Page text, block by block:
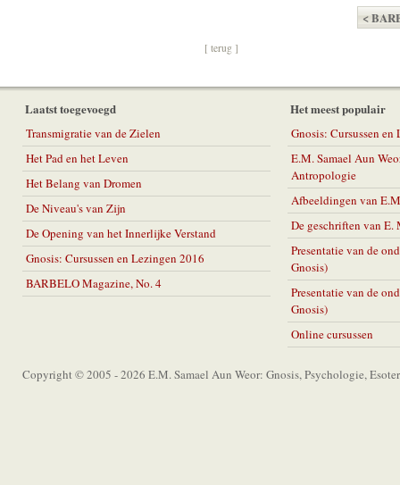
<
[ terug ]
Laatst toegevoegd
Transmigratie van de Zielen
Het Pad en het Leven
Het Belang van Dromen
De Niveau's van Zijn
De Opening van het Innerlijke Verstand
Gnosis: Cursussen en Lezingen 2016
BARBELO Magazine, No. 4
Het meest populair
Gnosis: Cursussen
E.M. Samael Aun
Antropologie
Afbeeldingen van
De geschriften van E.
Presentatie van de
Gnosis)
Presentatie van de
Gnosis)
Online cursussen
Copyright © 2005 - 2026 E.M. Samael Aun Weor: Gnosis, Psychologie,